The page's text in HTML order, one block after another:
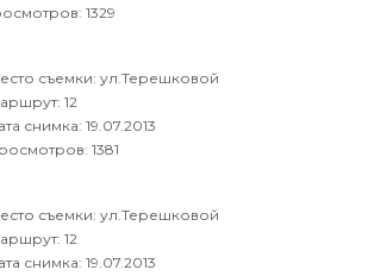
1329
съемки: ул.Терешковой
12
снимка: 19.07.2013
1381
съемки: ул.Терешковой
12
снимка: 19.07.2013